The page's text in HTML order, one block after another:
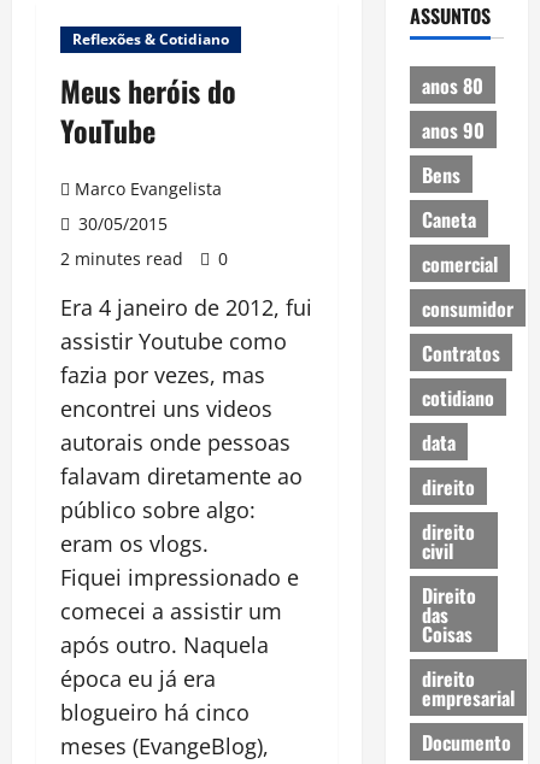
Reflexões & Cotidiano
Meus heróis do
YouTube
Marco Evangelista
30/05/2015
2 minutes read
0
Era 4 janeiro de 2012, fui
assistir Youtube como
fazia por vezes, mas
encontrei uns videos
autorais onde pessoas
falavam diretamente ao
público sobre algo:
eram os vlogs.
Fiquei impressionado e
comecei a assistir um
após outro. Naquela
época eu já era
blogueiro há cinco
meses (EvangeBlog),
ASSUNTOS
anos 80
anos 90
Bens
Caneta
comercial
consumidor
Contratos
cotidiano
data
direito
direito
civil
Direito
das
Coisas
direito
empresarial
Documento